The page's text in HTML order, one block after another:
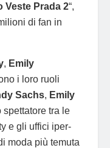
Veste Prada 2“,
di fan in
, Emily
i loro ruoli
Sachs, Emily
spettatore tra le
e gli uffici iper-
moda più temuta